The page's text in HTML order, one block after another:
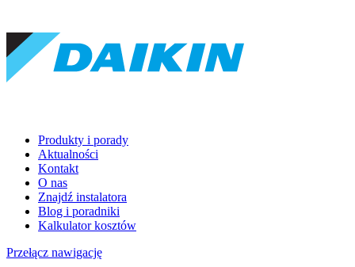
Produkty i porady
Aktualności
Kontakt
O nas
Znajdź instalatora
Blog i poradniki
Kalkulator kosztów
Przełącz nawigację